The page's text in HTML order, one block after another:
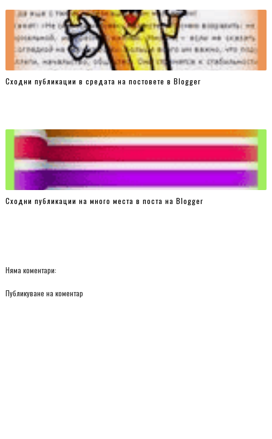
Сходни публикации в средата на постовете в Blogger
Сходни публикации на много места в поста на Blogger
Няма коментари:
Публикуване на коментар